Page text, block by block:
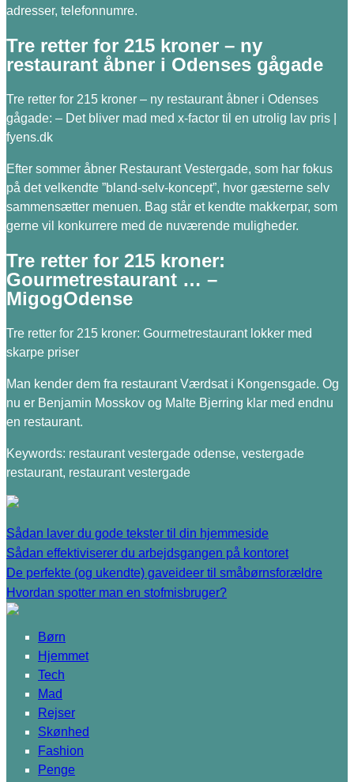
adresser, telefonnumre.
Tre retter for 215 kroner – ny
restaurant åbner i Odenses gågade
Tre retter for 215 kroner – ny restaurant åbner i Odenses
gågade: – Det bliver mad med x-factor til en utrolig lav pris |
fyens.dk
Efter sommer åbner Restaurant Vestergade, som har fokus
på det velkendte ”bland-selv-koncept”, hvor gæsterne selv
sammensætter menuen. Bag står et kendte makkerpar, som
gerne vil konkurrere med de nuværende muligheder.
Tre retter for 215 kroner:
Gourmetrestaurant … –
MigogOdense
Tre retter for 215 kroner: Gourmetrestaurant lokker med
skarpe priser
Man kender dem fra restaurant Værdsat i Kongensgade. Og
nu er Benjamin Mosskov og Malte Bjerring klar med endnu
en restaurant.
Keywords: restaurant vestergade odense, vestergade
restaurant, restaurant vestergade
Sådan laver du gode tekster til din hjemmeside
Sådan effektiviserer du arbejdsgangen på kontoret
De perfekte (og ukendte) gaveideer til småbørnsforældre
Hvordan spotter man en stofmisbruger?
Børn
Hjemmet
Tech
Mad
Rejser
Skønhed
Fashion
Penge